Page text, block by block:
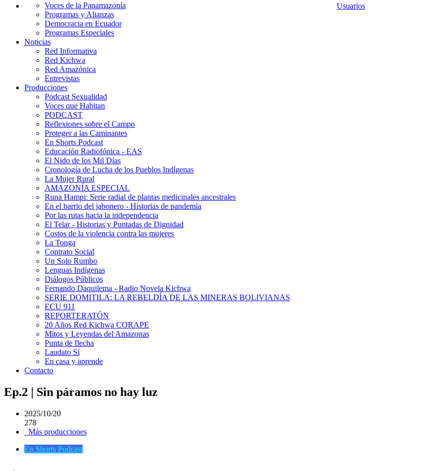
Usuarios
Voces de la Panamazonía
Programas y Alianzas
Democracia en Ecuador
Programas Especiales
Noticias
Red Informativa
Red Kichwa
Red Amazónica
Entrevistas
Producciones
Podcast Sexualidad
Voces que Habitan
PODCAST
Reflexiones sobre el Campo
Proteger a las Caminantes
En Shorts Podcast
Educación Radiofónica - EAS
El Nido de los Mil Días
Cronología de Lucha de los Pueblos Indígenas
La Mujer Rural
AMAZONÍA ESPECIAL
Runa Hampi: Serie radial de plantas medicinales ancestrales
En el barrio del jabonero - Historias de pandemia
Por las rutas hacia la independencia
El Telar - Historias y Puntadas de Dignidad
Costos de la violencia contra las mujeres
La Tonga
Contrato Social
Un Solo Rumbo
Lenguas Indígenas
Diálogos Públicos
Fernando Daquilema - Radio Novela Kichwa
SERIE DOMITILA: LA REBELDÍA DE LAS MINERAS BOLIVIANAS
ECU 911
REPORTERATÓN
20 Años Red Kichwa CORAPE
Mitos y Leyendas del Amazonas
Punta de flecha
Laudato Sí
En casa y aprende
Contacto
Ep.2 | Sin páramos no hay luz
2025/10/20
278
Más producciones
En Shorts Podcast